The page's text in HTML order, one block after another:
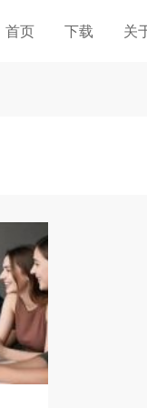
首页 下载 关